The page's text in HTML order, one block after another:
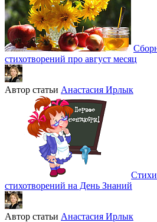
стихотворений про август месяц
Автор статьи Анастасия Ирлык
Стихи
стихотворений на День Знаний
Автор статьи Анастасия Ирлык